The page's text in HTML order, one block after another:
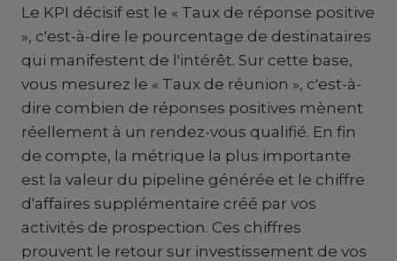
Le KPI décisif est le « Taux de réponse positive
», c'est-à-dire le pourcentage de destinataires
qui manifestent de l'intérêt. Sur cette base,
vous mesurez le « Taux de réunion », c'est-à-
dire combien de réponses positives mènent
réellement à un rendez-vous qualifié. En fin
de compte, la métrique la plus importante
est la valeur du pipeline générée et le chiffre
d'affaires supplémentaire créé par vos
activités de prospection. Ces chiffres
prouvent le retour sur investissement de vos